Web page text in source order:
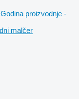
Godina proizvodnje -